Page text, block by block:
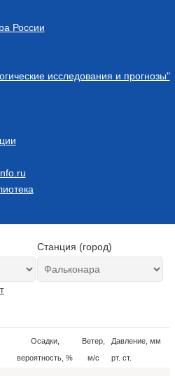
России
исследования и прогнозы"
Станция (город)
Осадки,
вероятность, %
Ветер,
м/с
Давление, мм
рт. ст.